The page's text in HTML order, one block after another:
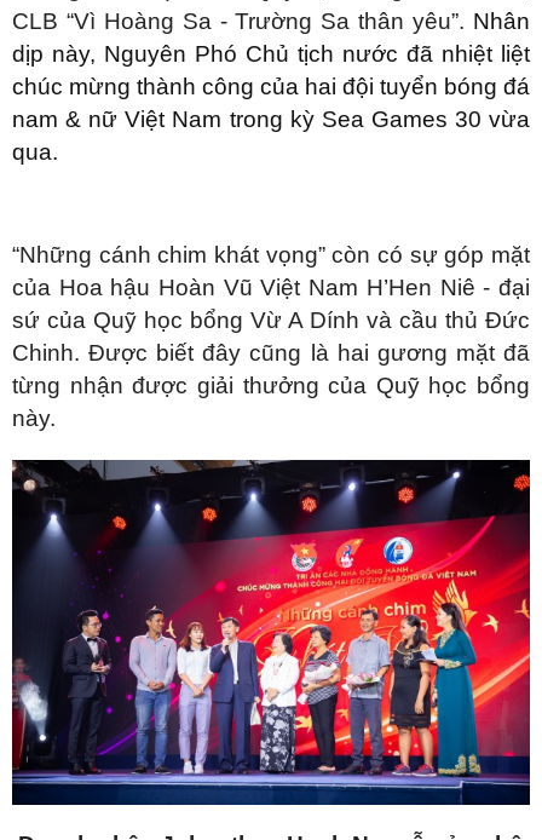
CLB “Vì Hoàng Sa - Trường Sa thân yêu”. Nhân
dịp này, Nguyên Phó Chủ tịch nước đã nhiệt liệt
chúc mừng thành công của hai đội tuyển bóng đá
nam & nữ Việt Nam trong kỳ Sea Games 30 vừa
qua.
“Những cánh chim khát vọng” còn có sự góp mặt
của Hoa hậu Hoàn Vũ Việt Nam H’Hen Niê - đại
sứ của Quỹ học bổng Vừ A Dính và cầu thủ Đức
Chinh. Được biết đây cũng là hai gương mặt đã
từng nhận được giải thưởng của Quỹ học bổng
này.